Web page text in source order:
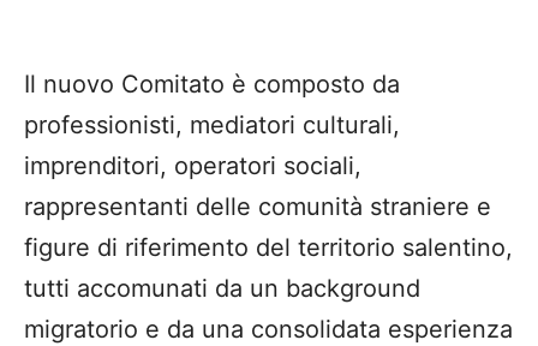
Il nuovo Comitato è composto da
professionisti, mediatori culturali,
imprenditori, operatori sociali,
rappresentanti delle comunità straniere e
figure di riferimento del territorio salentino,
tutti accomunati da un background
migratorio e da una consolidata esperienza